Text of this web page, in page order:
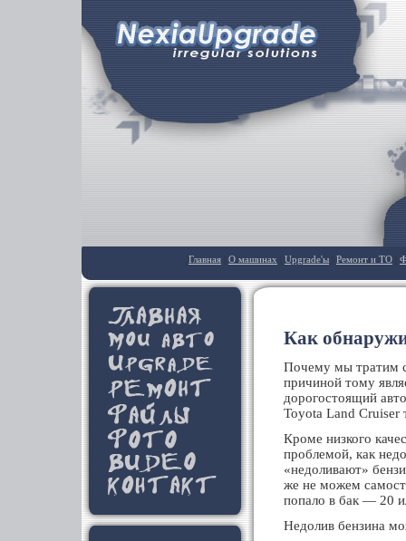
Главная О машинах Upgrade'ы Ремонт и ТО
Как
Почему мы тратим
причиной тому
дорогостоящий
Toyota Land Cruiser
Кроме низкого
проблемой, как
«недоливают»
же не можем
попало в бак — 20
Недолив бензина